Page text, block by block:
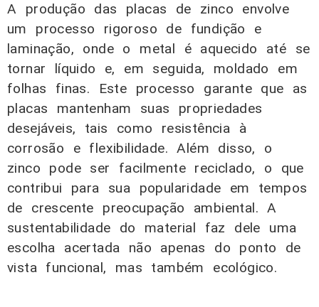
A produção das placas de zinco envolve
um processo rigoroso de fundição e
laminação, onde o metal é aquecido até se
tornar líquido e, em seguida, moldado em
folhas finas. Este processo garante que as
placas mantenham suas propriedades
desejáveis, tais como resistência à
corrosão e flexibilidade. Além disso, o
zinco pode ser facilmente reciclado, o que
contribui para sua popularidade em tempos
de crescente preocupação ambiental. A
sustentabilidade do material faz dele uma
escolha acertada não apenas do ponto de
vista funcional, mas também ecológico.